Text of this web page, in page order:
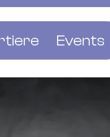
Events